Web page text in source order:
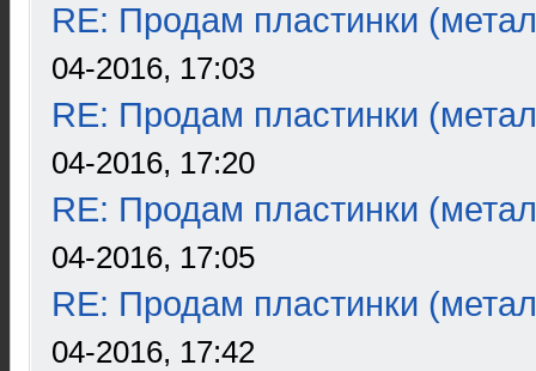
RE: Продам пластинки
04-2016, 17:03
RE: Продам пластинки
04-2016, 17:20
RE: Продам пластинки
04-2016, 17:05
RE: Продам пластинки
04-2016, 17:42